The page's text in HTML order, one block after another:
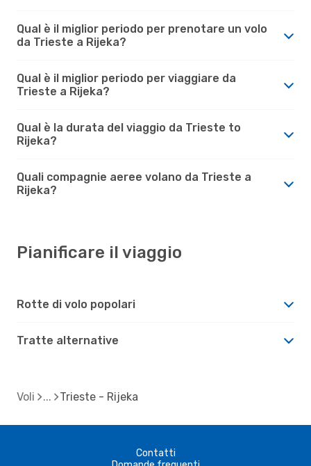
Qual è il miglior periodo per prenotare un volo
da Trieste a Rijeka?
Qual è il miglior periodo per viaggiare da
Trieste a Rijeka?
Qual è la durata del viaggio da Trieste to
Rijeka?
Quali compagnie aeree volano da Trieste a
Rijeka?
Pianificare il viaggio
Rotte di volo popolari
Tratte alternative
Voli Trieste - Rijeka
Contatti